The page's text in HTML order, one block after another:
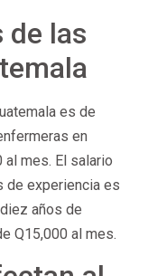
de las
es de
en
al mes. El salario
de experiencia es
años de
Q15,000 al mes.